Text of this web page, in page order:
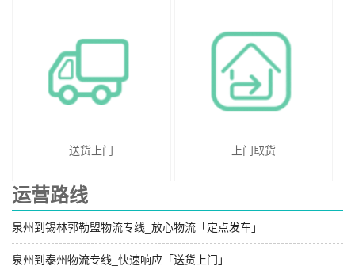
送货上门 上门取货
运营路线
泉州到锡林郭勒盟物流专线_放心物流「定点发车」
泉州到泰州物流专线_快速响应「送货上门」